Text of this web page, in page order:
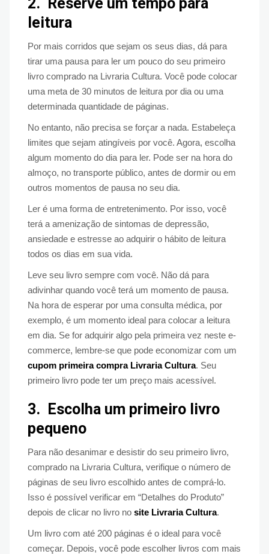
leitura
Por mais corridos que sejam os seus dias, dá para
tirar uma pausa para ler um pouco do seu primeiro
livro comprado na Livraria Cultura. Você pode colocar
uma meta de 30 minutos de leitura por dia ou uma
determinada quantidade de páginas.
No entanto, não precisa se forçar a nada. Estabeleça
limites que sejam atingíveis por você. Agora, escolha
algum momento do dia para ler. Pode ser na hora do
almoço, no transporte público, antes de dormir ou em
outros momentos de pausa no seu dia.
Ler é uma forma de entretenimento. Por isso, você
terá a amenização de sintomas de depressão,
ansiedade e estresse ao adquirir o hábito de leitura
todos os dias em sua vida.
Leve seu livro sempre com você. Não dá para
adivinhar quando você terá um momento de pausa.
Na hora de esperar por uma consulta médica, por
exemplo, é um momento ideal para colocar a leitura
em dia. Se for adquirir algo pela primeira vez neste e-
commerce, lembre-se que pode economizar com um
cupom primeira compra Livraria Cultura. Seu
primeiro livro pode ter um preço mais acessível.
3. Escolha um primeiro livro
pequeno
Para não desanimar e desistir do seu primeiro livro,
comprado na Livraria Cultura, verifique o número de
páginas de seu livro escolhido antes de comprá-lo.
Isso é possível verificar em “Detalhes do Produto”
depois de clicar no livro no site Livraria Cultura.
Um livro com até 200 páginas é o ideal para você
começar. Depois, você pode escolher livros com mais